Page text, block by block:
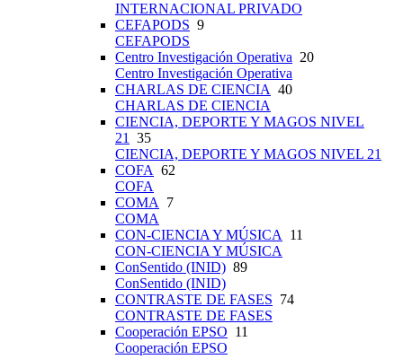
INTERNACIONAL PRIVADO
CEFAPODS 9
CEFAPODS
Centro Investigación Operativa 20
Centro Investigación Operativa
CHARLAS DE CIENCIA 40
CHARLAS DE CIENCIA
CIENCIA, DEPORTE Y MAGOS NIVEL
21 35
CIENCIA, DEPORTE Y MAGOS NIVEL 21
COFA 62
COFA
COMA 7
COMA
CON-CIENCIA Y MÚSICA 11
CON-CIENCIA Y MÚSICA
ConSentido (INID) 89
ConSentido (INID)
CONTRASTE DE FASES 74
CONTRASTE DE FASES
Cooperación EPSO 11
Cooperación EPSO